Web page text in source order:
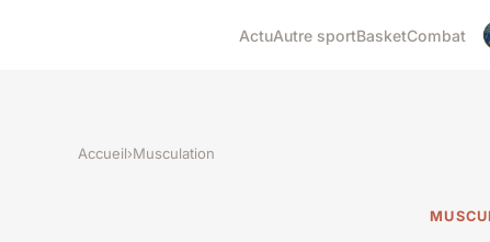
ActuAutre sportBasketCombat
Accueil›Musculation